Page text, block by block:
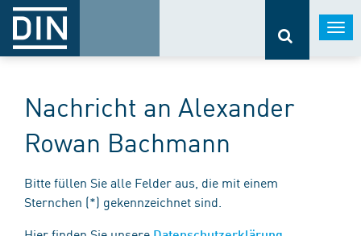
Nachricht an Alexander
Rowan Bachmann
Bitte füllen Sie alle Felder aus, die mit einem
Sternchen (*) gekennzeichnet sind.